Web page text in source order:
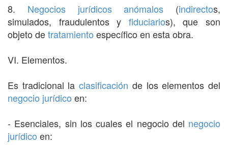
8. Negocios jurídicos anómalos (indirectos,
simulados, fraudulentos y fiduciarios), que son
objeto detratamiento específico en esta obra.
VI. Elementos.
Es tradicional laclasificación de los elementos del
negocio jurídico en:
- Esenciales, sin los cuales el negocio del negocio
jurídico en: